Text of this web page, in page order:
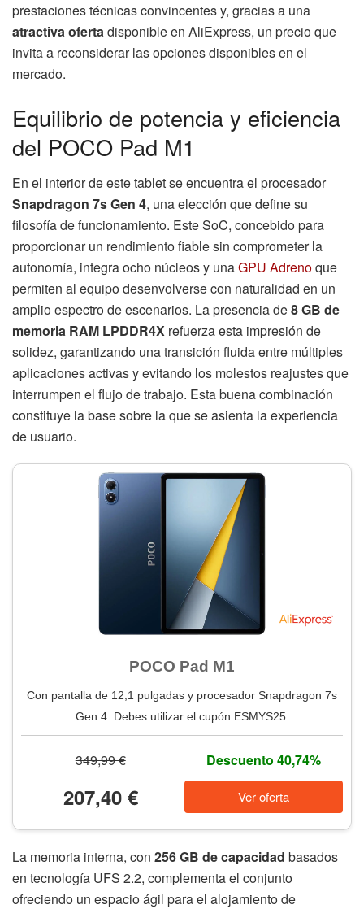
prestaciones técnicas convincentes y, gracias a una
atractiva ofertadisponible en AliExpress, un precio que
invita a reconsiderar las opciones disponibles en el
mercado.
Equilibrio de potencia y eficiencia
del POCO Pad M1
En el interior de este tablet se encuentra el procesador
Snapdragon 7s Gen 4, una elección que define su
filosofía de funcionamiento. Este SoC, concebido para
proporcionar un rendimiento fiable sin comprometer la
autonomía, integra ocho núcleos y unaGPU Adrenoque
permiten al equipo desenvolverse con naturalidad en un
amplio espectro de escenarios. La presencia de8 GB de
memoria RAM LPDDR4X refuerza esta impresión de
solidez, garantizando una transición fluida entre múltiples
aplicaciones activas y evitando los molestos reajustes que
interrumpen el flujo de trabajo. Esta buena combinación
constituye la base sobre la que se asienta la experiencia
de usuario.
POCO Pad M1
Con pantalla de 12,1 pulgadas y procesador Snapdragon 7s
Gen 4. Debes utilizar el cupón ESMYS25.
349,99 € Descuento 40,74%
207,40 € Ver oferta
La memoria interna, con 256 GB de capacidad basados
en tecnología UFS 2.2, complementa el conjunto
ofreciendo un espacio ágil para el alojamiento de